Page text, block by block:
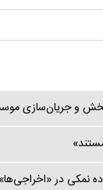
و جریان‌سازی
نمکی در